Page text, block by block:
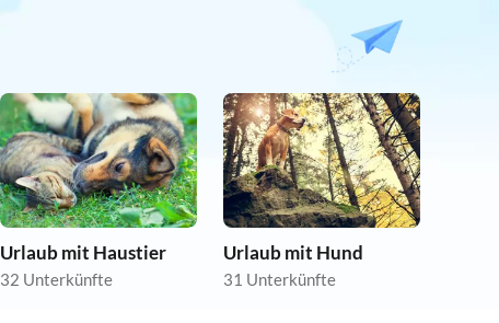
Urlaub mit Haustier
32 Unterkünfte
Urlaub mit Hund
31 Unterkünfte